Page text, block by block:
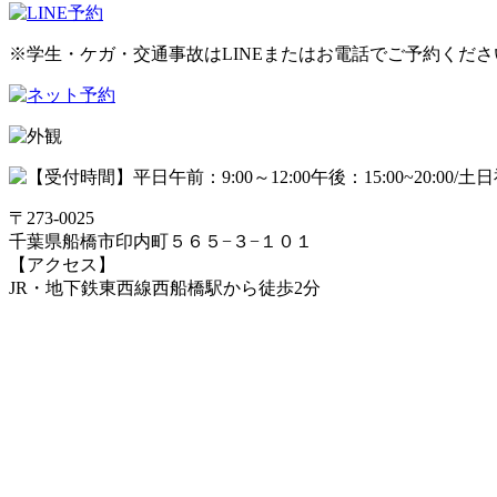
※学生・ケガ・交通事故はLINEまたはお電話でご予約くださ
〒273-0025
千葉県船橋市印内町５６５−３−１０１
【アクセス】
JR・地下鉄東西線西船橋駅から徒歩2分